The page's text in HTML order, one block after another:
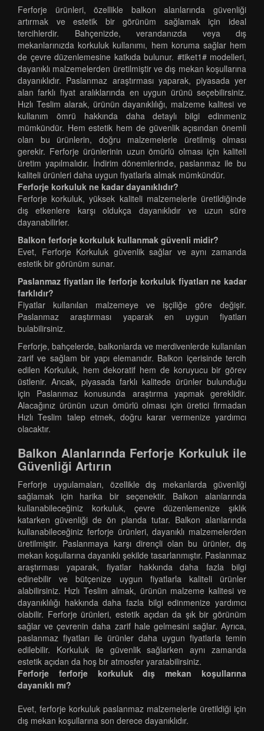
Ferforje ürünleri, özellikle balkon alanlarında güvenliği
artırmak ve estetik bir görünüm sağlamak için ideal
tercihlerdir. Bahçenizde, verandanızda veya dış
mekanlarınızda korkuluk kullanımı, hem koruma sağlar hem
de çevre düzenlemesine katkıda bulunur. #tiket1# modelleri,
dayanıklı malzemelerden üretilmiştir ve dış mekan koşullarına
dayanıklıdır. Paslanmaz araştırması yaparak, piyasada yer
alan farklı fiyat aralıklarında en uygun ürünü seçebilirsiniz.
Hızlı Teslim alarak, ürünün dayanıklılığı, malzeme kalitesi ve
kullanım ömrü hakkında daha detaylı bilgi edinmeniz
mümkündür. Hem estetik hem de güvenlik açısından önemli
olan bu ürünlerin, doğru malzemelerle üretilmiş olması
gerekir. Ferforje ürünlerinin uzun ömürlü olması için kaliteli
üretim yapılmalıdır. İndirim dönemlerinde, paslanmaz ile bu
kaliteli ürünleri daha uygun fiyatlarla almak mümkündür.
Ferforje korkuluk ne kadar dayanıklıdır?
Ferforje korkuluk, yüksek kaliteli malzemelerle üretildiğinde
dış etkenlere karşı oldukça dayanıklıdır ve uzun süre
dayanabilirler.
Balkon ferforje korkuluk kullanmak güvenli midir?
Evet, Ferforje Korkuluk güvenlik sağlar ve aynı zamanda
estetik bir görünüm sunar.
Paslanmaz fiyatları ile ferforje korkuluk fiyatları ne kadar
farklıdır?
Fiyatlar kullanılan malzemeye ve işçiliğe göre değişir.
Paslanmaz araştırması yaparak en uygun fiyatları
bulabilirsiniz.
Ferforje, bahçelerde, balkonlarda ve merdivenlerde kullanılan
zarif ve sağlam bir yapı elemanıdır. Balkon içerisinde tercih
edilen Korkuluk, hem dekoratif hem de koruyucu bir görev
üstlenir. Ancak, piyasada farklı kalitede ürünler bulunduğu
için Paslanmaz konusunda araştırma yapmak gereklidir.
Alacağınız ürünün uzun ömürlü olması için üretici firmadan
Hızlı Teslim talep etmek, doğru karar vermenize yardımcı
olacaktır.
Balkon Alanlarında Ferforje Korkuluk ile
Güvenliği Artırın
Ferforje uygulamaları, özellikle dış mekanlarda güvenliği
sağlamak için harika bir seçenektir. Balkon alanlarında
kullanabileceğiniz korkuluk, çevre düzenlemenize şıklık
katarken güvenliği de ön planda tutar. Balkon alanlarında
kullanabileceğiniz ferforje ürünleri, dayanıklı malzemelerden
üretilmiştir. Paslanmaya karşı dirençli olan bu ürünler, dış
mekan koşullarına dayanıklı şekilde tasarlanmıştır. Paslanmaz
araştırması yaparak, fiyatlar hakkında daha fazla bilgi
edinebilir ve bütçenize uygun fiyatlarla kaliteli ürünler
alabilirsiniz. Hızlı Teslim almak, ürünün malzeme kalitesi ve
dayanıklılığı hakkında daha fazla bilgi edinmenize yardımcı
olabilir. Ferforje ürünleri, estetik açıdan da şık bir görünüm
sağlar ve çevrenin daha zarif hale gelmesini sağlar. Ayrıca,
paslanmaz fiyatları ile ürünler daha uygun fiyatlarla temin
edilebilir. Korkuluk ile güvenlik sağlarken aynı zamanda
estetik açıdan da hoş bir atmosfer yaratabilirsiniz.
Ferforje ferforje korkuluk dış mekan koşullarına
dayanıklı mı?
Evet, ferforje korkuluk paslanmaz malzemelerle üretildiği için
dış mekan koşullarına son derece dayanıklıdır.